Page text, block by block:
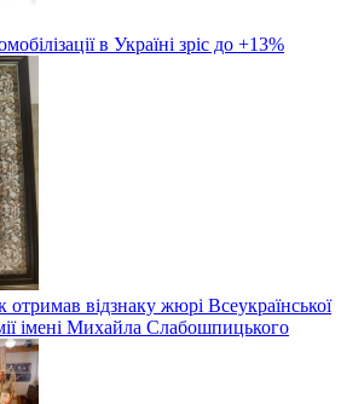
в Україні зріс до +13%
відзнаку жюрі Всеукраїнської
імені Михайла Слабошпицького